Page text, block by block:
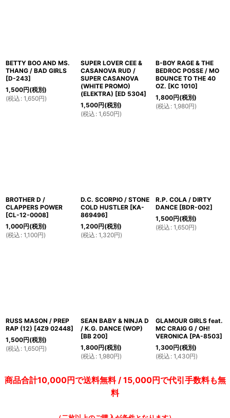
BETTY BOO AND MS.
THANG / BAD GIRLS
[D-243]
1,500円(税別)
(税込 : 1,650円)
SUPER LOVER CEE &
CASANOVA RUD /
SUPER CASANOVA
(WHITE PROMO)
(ELEKTRA) [ED 5304]
1,500円(税別)
(税込 : 1,650円)
B-BOY RAGE & THE
BEDROC POSSE / MO
BOUNCE TO THE 40
OZ. [KC 1010]
1,800円(税別)
(税込 : 1,980円)
BROTHER D /
CLAPPERS POWER
[CL-12-0008]
1,000円(税別)
(税込 : 1,100円)
D.C. SCORPIO / STONE
COLD HUSTLER [KA-
869496]
1,200円(税別)
(税込 : 1,320円)
R.P. COLA / DIRTY
DANCE [BDR-002]
1,500円(税別)
(税込 : 1,650円)
RUSS MASON / PREP
RAP (12) [4Z9 02448]
1,500円(税別)
(税込 : 1,650円)
SEAN BABY & NINJA D
/ K.G. DANCE (WOP)
[BB 200]
1,800円(税別)
(税込 : 1,980円)
GLAMOUR GIRLS feat.
MC CRAIG G / OH!
VERONICA [PA-8503]
1,300円(税別)
(税込 : 1,430円)
商品合計10,000円で送料無料 / 15,000円で代引手数料も無
料